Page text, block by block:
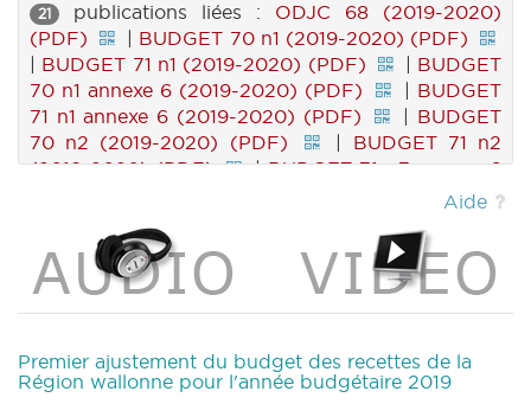
21 publications liées : ODJC 68 (2019-2020)
(PDF)
| BUDGET 70 n1 (2019-2020) (PDF)
| BUDGET 71 n1 (2019-2020) (PDF) | BUDGET
70 n1 annexe 6 (2019-2020) (PDF)
| BUDGET
71 n1 annexe 6 (2019-2020) (PDF)
| BUDGET
70 n2 (2019-2020) (PDF)
| BUDGET 71 n2
(2019-2020) (PDF)
|BUDGET 71 n7 annexe 6
BUDGET 81 n1 (2019-
(PDF)
|BUDGET 82 n1bis (2019-2020) (PDF)
|
BUDGET 81 n1 annexe 6 (2019-2020) (PDF)
|BUDGET 81 n1 annexe 6bis (2019-2020)
(PDF)
|
BUDGET 82 n1 annexe 6bis (2019-
2020) (PDF)
|BUDGET 81 n2 (2019-2020)
Aide
Premier ajustement du budget des recettes de la
Région wallonne pour l'année budgétaire 2019